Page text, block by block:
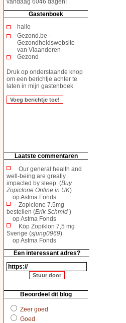
Gastenboek
hallo
Gezond.be -
Gezondheidswebsite
van Vlaanderen
Gezond
Druk op onderstaande knop
om een berichtje achter te
laten in mijn gastenboek
Laatste commentaren
Our general health and
well-being are greatly
impacted by sleep. (Buy
Zopiclone Online in UK)
opAstma Fonds
Zopiclone 7.5mg
bestellen (Erik Schmid )
opAstma Fonds
Köp Zopiklon 7,5 mg
Sverige (sjung0969)
opAstma Fonds
Een interessant adres?
Beoordeel dit blog
Zeer goed
Goed